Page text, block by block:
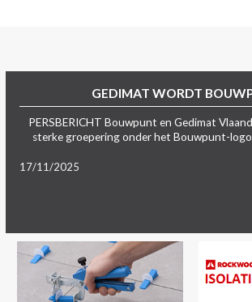
GEDIMAT WORDT
PERSBERICHT Bouwpunt en Gedimat
sterke groepering onder het Bouwpunt-logo
17/11/2025